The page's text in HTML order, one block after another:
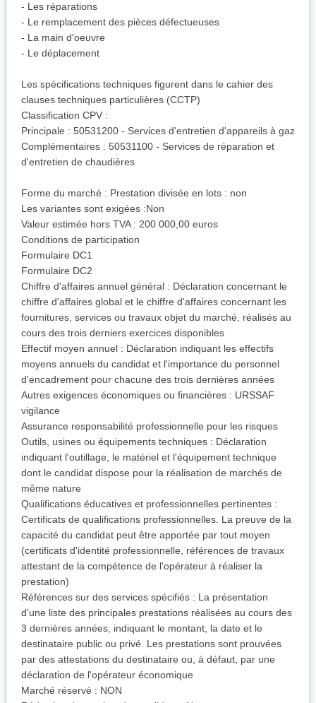
- Les réparations
- Le remplacement des pièces défectueuses
- La main d'oeuvre
- Le déplacement
Les spécifications techniques figurent dans le cahier des
clauses techniques particulières (CCTP)
Classification CPV :
Principale : 50531200 - Services d'entretien d'appareils à gaz
Complémentaires : 50531100 - Services de réparation et
d'entretien de chaudières
Forme du marché : Prestation divisée en lots : non
Les variantes sont exigées :Non
Valeur estimée hors TVA : 200 000,00 euros
Conditions de participation
Formulaire DC1
Formulaire DC2
Chiffre d'affaires annuel général : Déclaration concernant le
chiffre d'affaires global et le chiffre d'affaires concernant les
fournitures, services ou travaux objet du marché, réalisés au
cours des trois derniers exercices disponibles
Effectif moyen annuel : Déclaration indiquant les effectifs
moyens annuels du candidat et l'importance du personnel
d'encadrement pour chacune des trois dernières années
Autres exigences économiques ou financières : URSSAF
vigilance
Assurance responsabilité professionnelle pour les risques
Outils, usines ou équipements techniques : Déclaration
indiquant l'outillage, le matériel et l'équipement technique
dont le candidat dispose pour la réalisation de marchés de
même nature
Qualifications éducatives et professionnelles pertinentes :
Certificats de qualifications professionnelles. La preuve de la
capacité du candidat peut être apportée par tout moyen
(certificats d'identité professionnelle, références de travaux
attestant de la compétence de l'opérateur à réaliser la
prestation)
Références sur des services spécifiés : La présentation
d'une liste des principales prestations réalisées au cours des
3 dernières années, indiquant le montant, la date et le
destinataire public ou privé. Les prestations sont prouvées
par des attestations du destinataire ou, à défaut, par une
déclaration de l'opérateur économique
Marché réservé : NON